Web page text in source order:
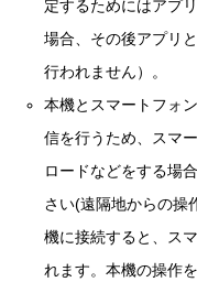
定するためにはアプ
場合、その後アプリ
行われません）。
本機とスマートフォ
信を行うため、スマ
ロードなどをする場
さい(遠隔地からの操
機に接続すると、ス
れます。本機の操作